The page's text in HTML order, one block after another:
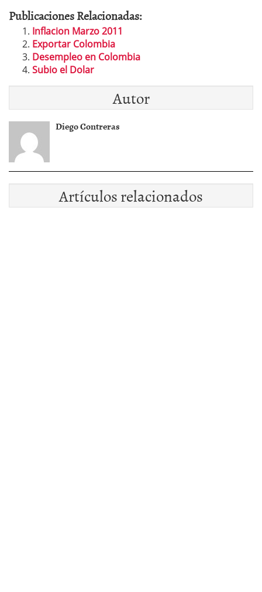
Publicaciones Relacionadas:
Inflacion Marzo 2011
Exportar Colombia
Desempleo en Colombia
Subio el Dolar
Autor
Diego Contreras
Artículos relacionados